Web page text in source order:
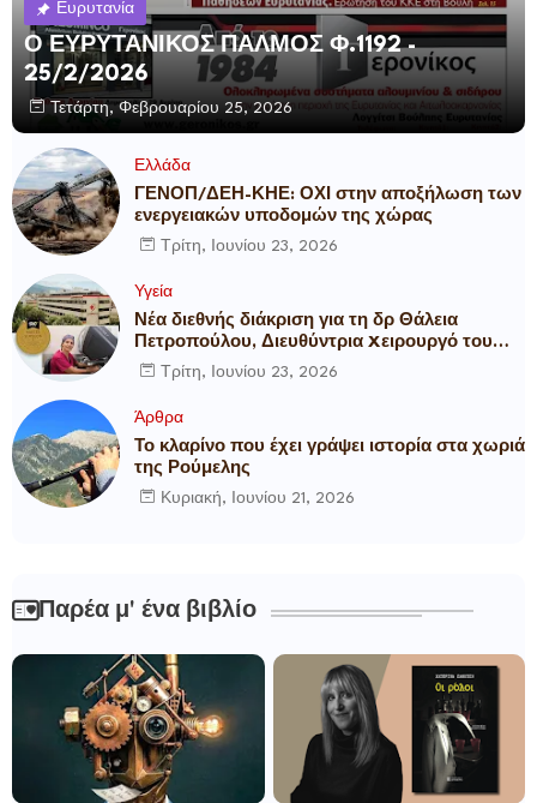
Ευρυτανία
Ο ΕΥΡΥΤΑΝΙΚΟΣ ΠΑΛΜΟΣ Φ.1192 -
25/2/2026
Τετάρτη, Φεβρουαρίου 25, 2026
Ελλάδα
ΓΕΝΟΠ/ΔΕΗ-ΚΗΕ: ΟΧΙ στην αποξήλωση των
ενεργειακών υποδομών της χώρας
Τρίτη, Ιουνίου 23, 2026
Υγεία
Νέα διεθνής διάκριση για τη δρ Θάλεια
Πετροπούλου, Διευθύντρια Xειρουργό του
Metropolitan General
Τρίτη, Ιουνίου 23, 2026
Άρθρα
Το κλαρίνο που έχει γράψει ιστορία στα χωριά
της Ρούμελης
Κυριακή, Ιουνίου 21, 2026
Παρέα μ' ένα βιβλίο